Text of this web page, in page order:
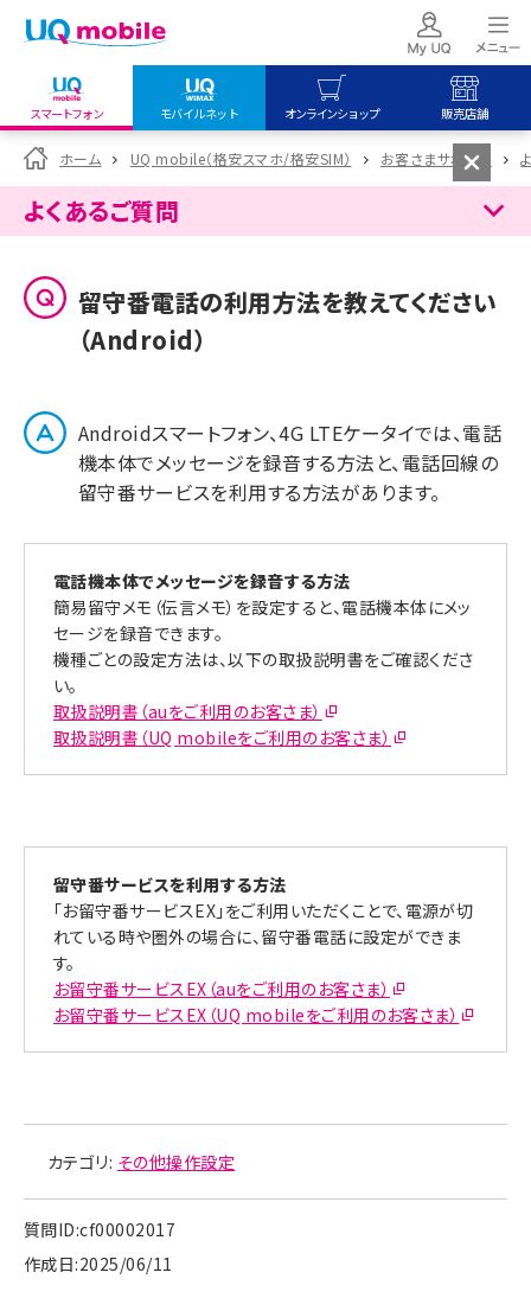
スマートフォン モバイルネット オンラインショップ 販売店舗
my UQ WiMAX
UQ WiMAX ご契約の方
My UQ mobile
UQ mobile
データチャージサイト
UQ mobile
オンラインショップ
UQ WiMAX
UQ mobile
販売店舗
UQ WiMAX
ホーム UQ mobile（格安スマホ/格安SIM） お客さまサポート
よくあるご質問
留守番電話の利用方法を教えてください
（Android）
Androidスマートフォン、4G LTEケータイでは、電話
機本体でメッセージを録音する方法と、電話回線の
留守番サービスを利用する方法があります。
電話機本体でメッセージを録音する方法
簡易留守メモ（伝言メモ）を設定すると、電話機本体にメッ
セージを録音できます。
機種ごとの設定方法は、以下の取扱説明書をご確認くださ
い。
取扱説明書（auをご利用のお客さま）
取扱説明書（UQ mobileをご利用のお客さま）
留守番サービスを利用する方法
「お留守番サービスEX」をご利用いただくことで、電源が切
れている時や圏外の場合に、留守番電話に設定ができま
す。
お留守番サービスEX（auをご利用のお客さま）
お留守番サービスEX（UQ mobileをご利用のお客さま）
カテゴリ: その他操作設定
質問ID:cf00002017
作成日:2025/06/11